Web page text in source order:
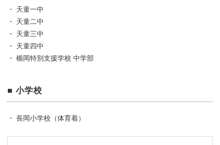
・ 天童一中
・ 天童二中
・ 天童三中
・ 天童四中
・ 楯岡特別支援学校 中学部
■ 小学校
・ 長岡小学校（体育着）